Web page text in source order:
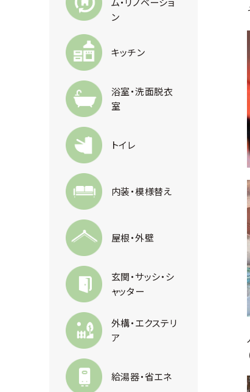
ン
キッチン
浴室・洗面脱衣
室
トイレ
内装・模様替え
屋根・外壁
玄関・サッシ・シ
ャッター
外構・エクステリ
ア
給湯器・省エネ